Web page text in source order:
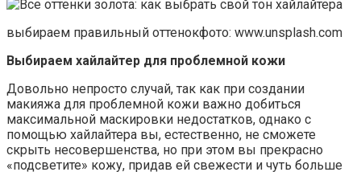
выбираем правильный оттенокфото: www.unsplash.com
Выбираем хайлайтер для проблемной кожи
Довольно непросто случай, так как при создании
макияжа для проблемной кожи важно добиться
максимальной маскировки недостатков, однако с
помощью хайлайтера вы, естественно, не сможете
скрыть несовершенства, но при этом вы прекрасно
«подсветите» кожу, придав ей свежести и чуть больше